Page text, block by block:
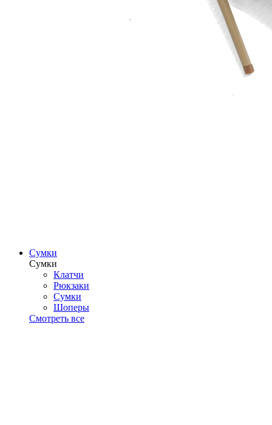
Сумки
Сумки
Клатчи
Рюкзаки
Сумки
Шоперы
Смотреть все